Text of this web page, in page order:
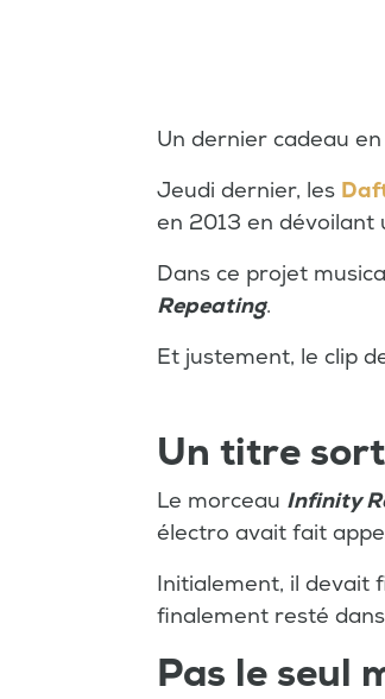
Un dernier cadeau
Jeudi dernier, les
en 2013 en dévoilant
Dans ce projet
Repeating.
Et justement, le clip
Un titre
Le morceau Infinity
électro avait fait
Initialement, il devait
finalement resté
Pas le seul